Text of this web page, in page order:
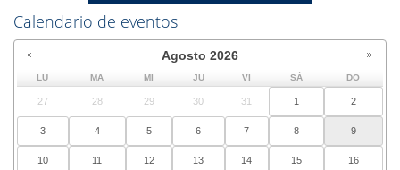
Calendario de eventos
Agosto 2026
LU MA MI JU VI SÁ DO
27 28 29 30 31 1 2
3 4 5 6 7 8 9
10 11 12 13 14 15 16